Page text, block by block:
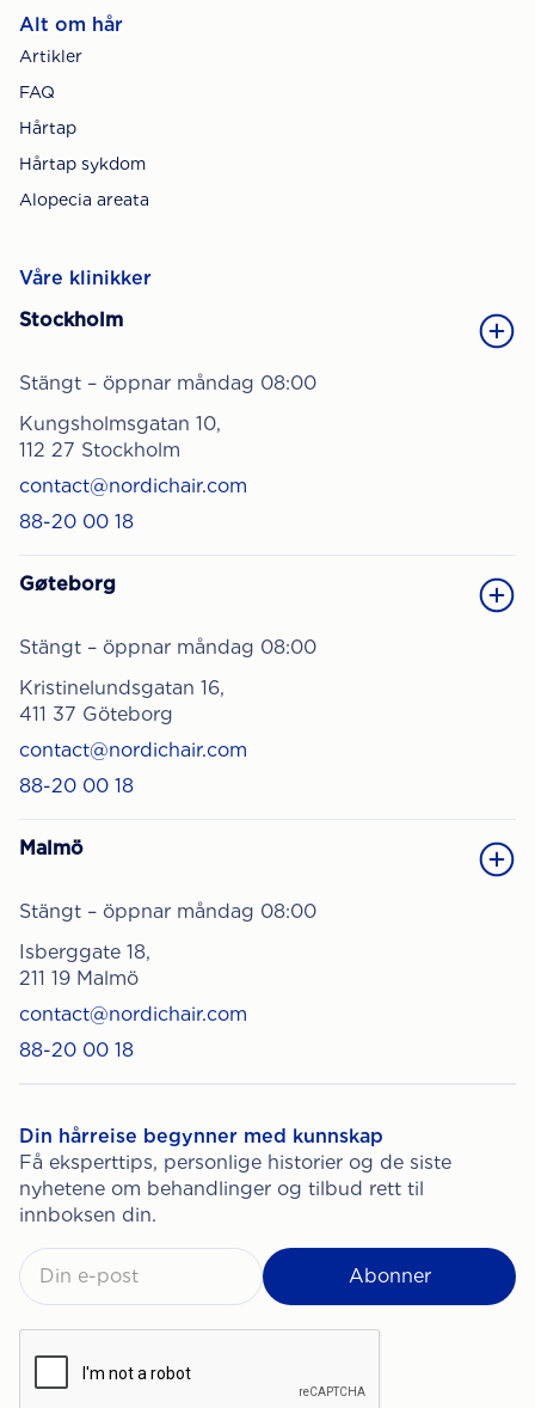
Alt om hår
Artikler
FAQ
Hårtap
Hårtap sykdom
Alopecia areata
Våre klinikker
Stockholm
Stängt – öppnar måndag 08:00
Kungsholmsgatan 10,
112 27 Stockholm
contact@nordichair.com
88-20 00 18
Gøteborg
Stängt – öppnar måndag 08:00
Kristinelundsgatan 16,
411 37 Göteborg
contact@nordichair.com
88-20 00 18
Malmö
Stängt – öppnar måndag 08:00
Isberggate 18,
211 19 Malmö
contact@nordichair.com
88-20 00 18
Din hårreise begynner med kunnskap
Få eksperttips, personlige historier og de siste
nyhetene om behandlinger og tilbud rett til
innboksen din.